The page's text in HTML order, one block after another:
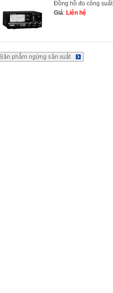
Đồng hồ đo công
Giá: Liên hệ